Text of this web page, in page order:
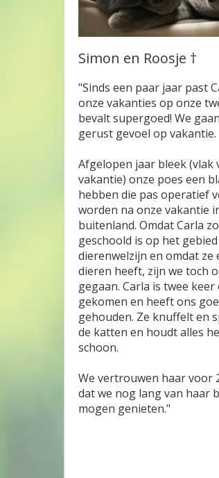
Simon en Roosje †
"Sinds een paar jaar past
onze vakanties op onze
bevalt supergoed! We
gerust gevoel op vakantie.
Afgelopen jaar bleek (vlak
vakantie) onze poes een
hebben die pas operatief
worden na onze vakantie
buitenland. Omdat Carla
geschoold is op het
dierenwelzijn en omdat
dieren heeft, zijn we toch
gegaan. Carla is twee
gekomen en heeft ons
gehouden. Ze knuffelt en
de katten en houdt alles
schoon.
We vertrouwen haar voor
dat we nog lang van haar
mogen genieten."